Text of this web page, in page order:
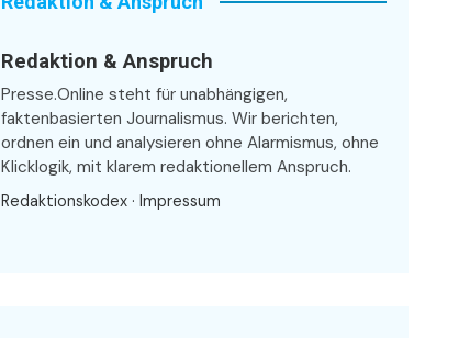
Redaktion & Anspruch
Presse.Online steht für unabhängigen,
faktenbasierten Journalismus. Wir berichten,
ordnen ein und analysieren ohne Alarmismus, ohne
Klicklogik, mit klarem redaktionellem Anspruch.
Redaktionskodex · Impressum